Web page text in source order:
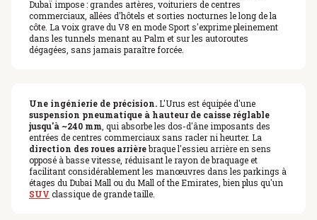
Dubaï impose : grandes artères, voituriers de centres
commerciaux, allées d'hôtels et sorties nocturnes le long de la
côte. La voix grave du V8 en mode Sport s'exprime pleinement
dans les tunnels menant au Palm et sur les autoroutes
dégagées, sans jamais paraître forcée.
Une ingénierie de précision.L'Urus est équipée d'une
suspension pneumatique à hauteur de caisse réglable
jusqu'à ~240 mm , qui absorbe les dos-d'âne imposants des
entrées de centres commerciaux sans racler ni heurter. La
direction des roues arrièrebraque l'essieu arrière en sens
opposé à basse vitesse, réduisant le rayon de braquage et
facilitant considérablement les manœuvres dans les parkings à
étages du Dubai Mall ou du Mall of the Emirates, bien plus qu'un
SUV classique de grande taille.